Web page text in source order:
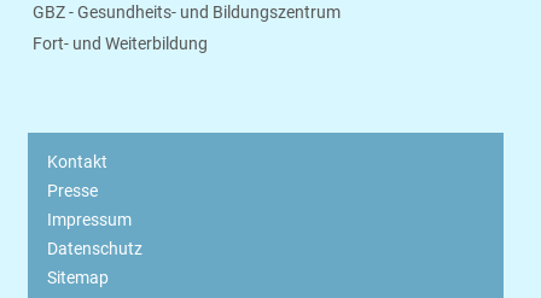
GBZ - Gesundheits- und Bildungszentrum
Fort- und Weiterbildung
Kontakt
Presse
Impressum
Datenschutz
Sitemap